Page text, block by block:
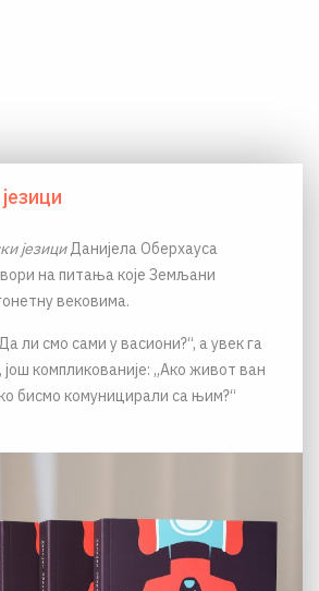
језициДанијела Оберхауса
на питања које Земљани
вековима.
ли смо сами у васиони?“, а увек га
компликованије: „Ако живот ван
бисмо комуницирали са њим?“